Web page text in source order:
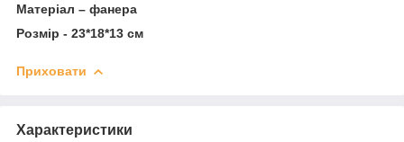
Матеріал – фанера
Розмір - 23*18*13 см
Приховати
Характеристики